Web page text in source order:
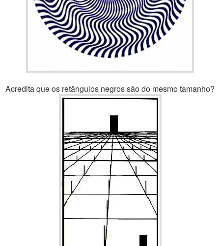
Acredita que os retângulos negros são do mesmo tamanho?